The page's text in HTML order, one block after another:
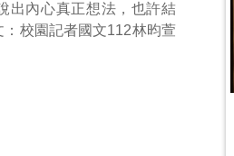
出內心真正想法，也許結
校園記者國文112林昀萱